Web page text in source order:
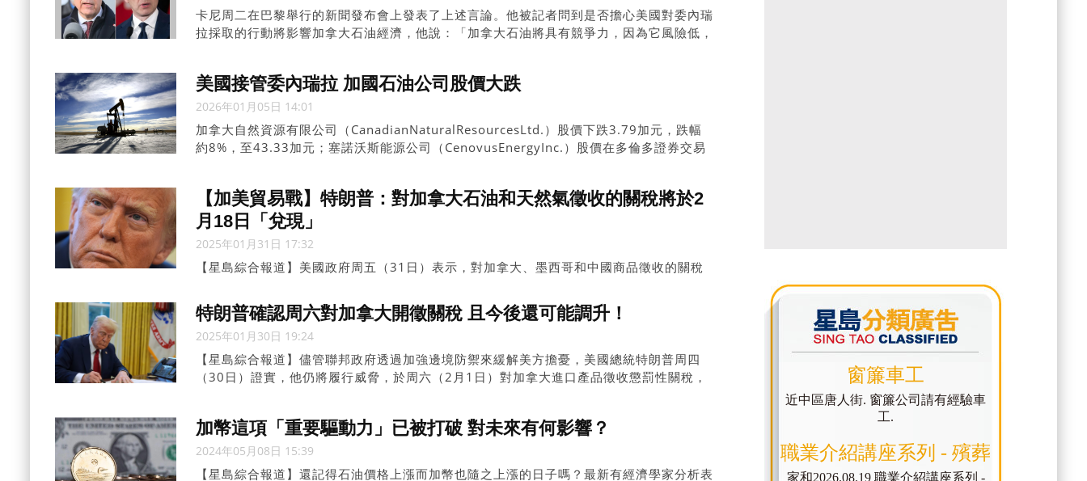
卡尼周二在巴黎舉行的新聞發布會上發表了上述言論。他被記者問到是否擔心美國對委內瑞
拉採取的行動將影響加拿大石油經濟，他說：「加拿大石油將具有競爭力，因為它風險低，
爭力。」
美國接管委內瑞拉 加國石油公司股價大跌
2026年01月05日 14:01
加拿大自然資源有限公司（CanadianNaturalResourcesLtd.）股價下跌3.79加元，跌幅
約8%，至43.33加元；塞諾沃斯能源公司（CenovusEnergyInc.）股價在多倫多證券交易
【加美貿易戰】特朗普：對加拿大石油和天然氣徵收的關稅將於2
月18日「兌現」
2025年01月31日 17:32
【星島綜合報道】美國政府周五（31日）表示，對加拿大、墨西哥和中國商品徵收的關稅
天然氣、鋼鐵、鋁、銅和微晶片。
特朗普確認周六對加拿大開徵關稅 且今後還可能調升！
2025年01月30日 19:24
【星島綜合報道】儘管聯邦政府透過加強邊境防禦來緩解美方擔憂，美國總統特朗普周四
（30日）證實，他仍將履行威脅，於周六（2月1日）對加拿大進口產品徵收懲罰性關稅，
加幣這項「重要驅動力」已被打破 對未來有何影響？
2024年05月08日 15:39
【星島綜合報道】還記得石油價格上漲而加幣也隨之上漲的日子嗎？最新有經濟學家分析表